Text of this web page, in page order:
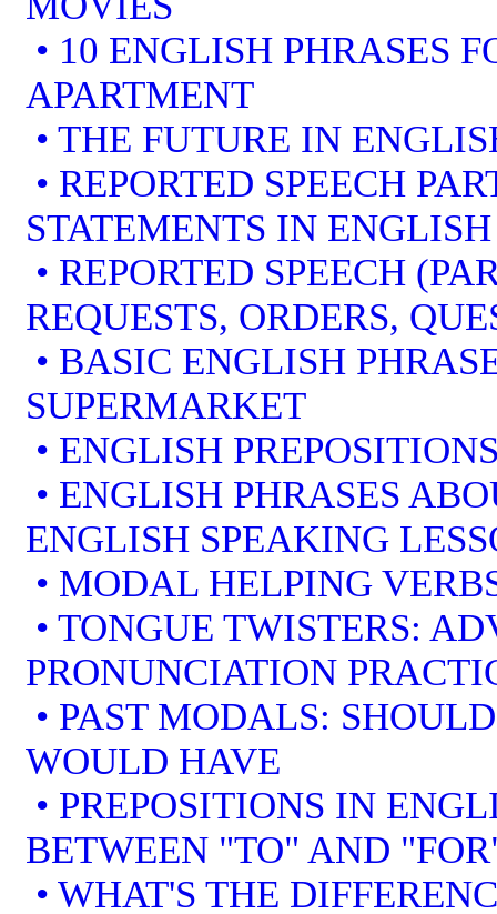
• 10 ENGLISH PHRASES
APARTMENT
• THE FUTURE IN
• REPORTED SPEECH
STATEMENTS IN ENGLISH
• REPORTED SPEECH
REQUESTS, ORDERS,
• BASIC ENGLISH
SUPERMARKET
• ENGLISH
• ENGLISH PHRASES
ENGLISH SPEAKING
• MODAL HELPING
• TONGUE TWISTERS:
PRONUNCIATION
• PAST MODALS:
WOULD HAVE
• PREPOSITIONS IN
BETWEEN "TO" AND
• WHAT'S THE